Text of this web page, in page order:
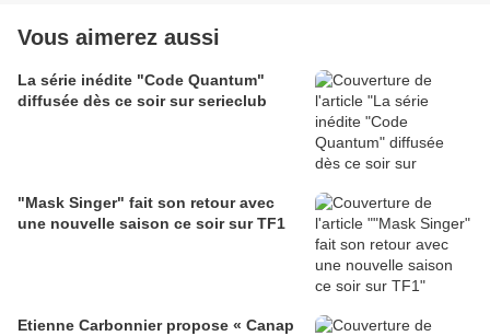
Vous aimerez aussi
La série inédite "Code Quantum"
diffusée dès ce soir sur serieclub
"Mask Singer" fait son retour avec
une nouvelle saison ce soir sur TF1
Etienne Carbonnier propose « Canap